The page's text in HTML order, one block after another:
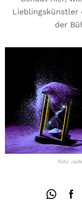
Lieblingskünstler
der
Foto: